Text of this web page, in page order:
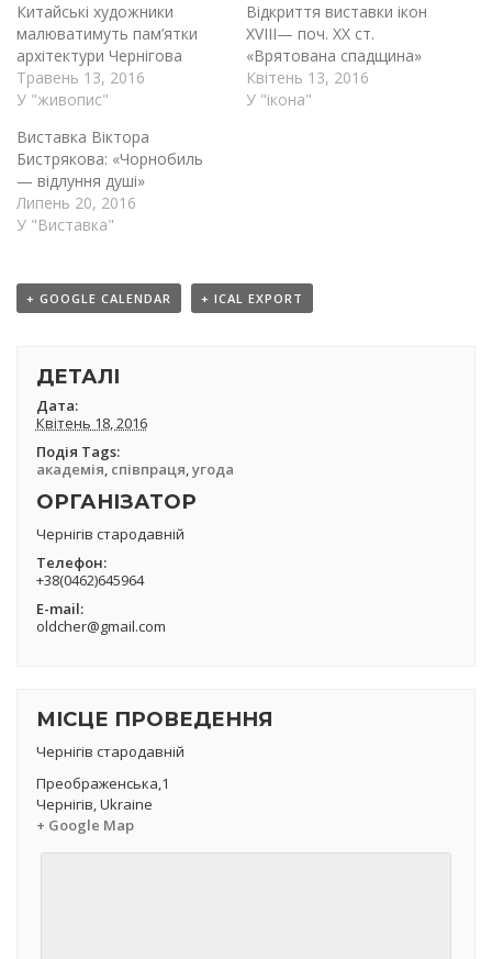
Китайські художники
малюватимуть пам’ятки
архітектури Чернігова
Травень 13, 2016
У "живопис"
Відкриття виставки ікон
XVIII— поч. ХХ ст.
«Врятована спадщина»
Квітень 13, 2016
У "ікона"
Виставка Віктора
Бистрякова: «Чорнобиль
— відлуння душі»
Липень 20, 2016
У "Виставка"
+ GOOGLE CALENDAR + ICAL EXPORT
ДЕТАЛІ
Дата:
Квітень 18, 2016
Подія Tags:
академія, співпраця,угода
ОРГАНІЗАТОР
Чернігів стародавній
Телефон:
+38(0462)645964
Е-mail:
oldcher@gmail.com
МІСЦЕ ПРОВЕДЕННЯ
Чернігів стародавній
Преображенська,1
Чернігів,Ukraine
+ Google Map